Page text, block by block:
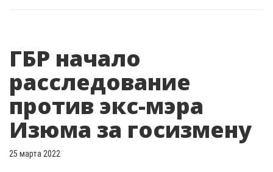
ГБР начало
расследование
против экс-мэра
Изюма за госизмену
25 марта 2022